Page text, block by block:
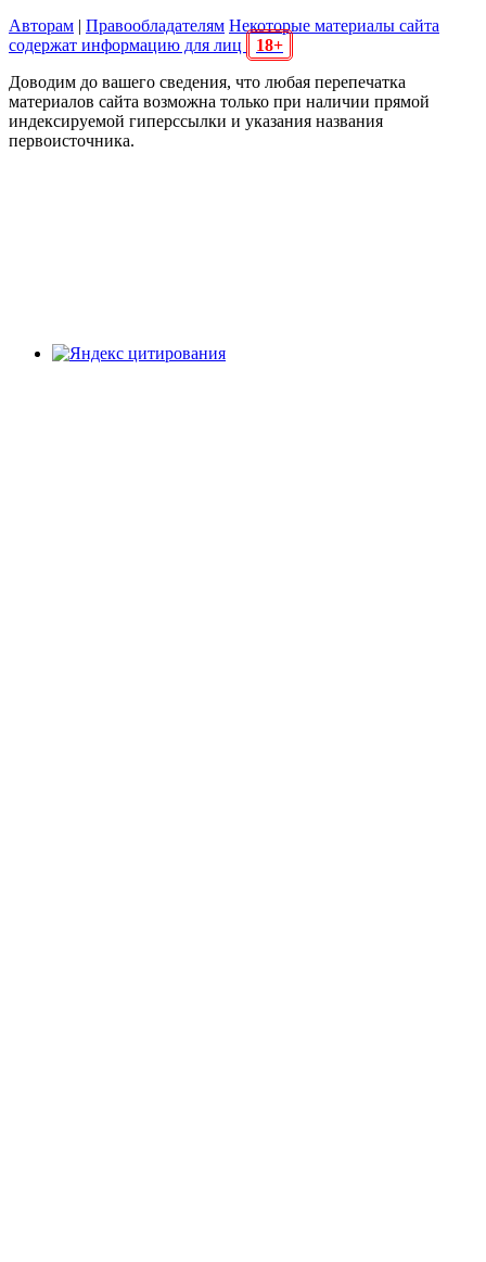
Авторам | Правообладателям Некоторые материалы сайта
содержат информацию для лиц
18+
Доводим до вашего сведения, что любая перепечатка
материалов сайта возможна только при наличии прямой
индексируемой гиперссылки и указания названия
первоисточника.